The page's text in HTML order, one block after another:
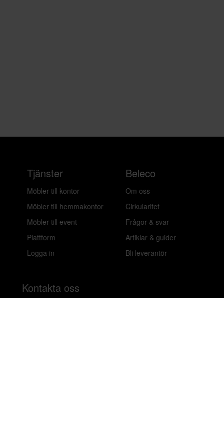
Tjänster
Möbler till kontor
Möbler till hemmakontor
Möbler till event
Plattform
Logga in
Beleco
Om oss
Cirkularitet
Frågor & svar
Artiklar & guider
Bli leverantör
Kontakta oss